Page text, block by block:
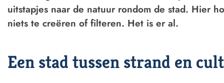
uitstapjes naar de natuur rondom de stad. Hier
niets te creëren of filteren. Het is er al.
Een stad tussen strand en